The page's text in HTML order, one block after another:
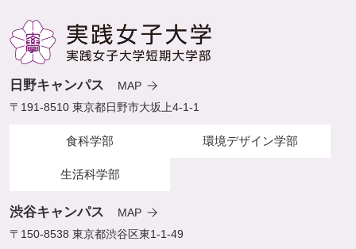
日野キャンパス
MAP
〒191-8510 東京都日野市大坂上4-1-1
食科学部 環境デザイン学部
生活科学部
渋谷キャンパス
MAP
〒150-8538 東京都渋谷区東1-1-49